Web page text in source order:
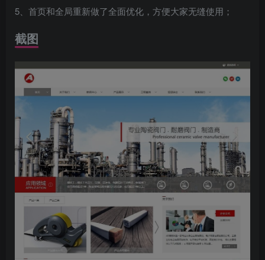
5、首页和全局重新做了全面优化，方便大家无缝使用；
截图